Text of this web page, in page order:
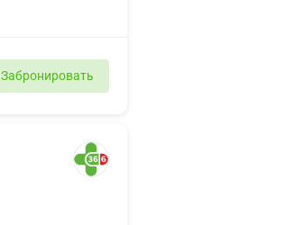
Забронировать